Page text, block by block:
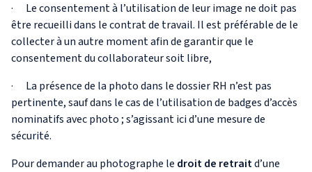
· Le consentement à l’utilisation de leur image ne doit pas
être recueilli dans le contrat de travail. Il est préférable de le
collecter à un autre moment afin de garantir que le
consentement du collaborateur soit libre,
· La présence de la photo dans le dossier RH n’est pas
pertinente, sauf dans le cas de l’utilisation de badges d’accès
nominatifs avec photo ; s’agissant ici d’une mesure de
sécurité.
Pour demander au photographe le droit de retraitd’une